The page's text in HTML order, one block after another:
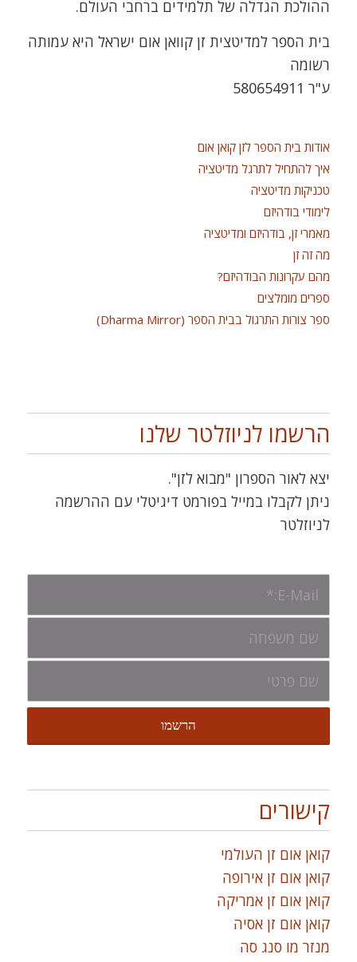
ההולכת הגדלה של תלמידים ברחבי העולם.
בית הספר למדיטצית זן קוואן אום ישראל היא עמותה
רשומה
ע"ר 580654911
אודות בית הספר לזן קואן אום
איך להתחיל לתרגל מדיטציה
טכניקות מדיטציה
לימודי בודהיזם
מאמרי זן, בודהיזם ומדיטציה
מה זה זן
מהם עקרונות הבודהיזם?
ספרים מומלצים
ספר צורות התרגול בבית הספר (Dharma Mirror)
הרשמו לניוזלטר שלנו
יצא לאור הספרון "מבוא לזן".
ניתן לקבלו במייל בפורמט דיגיטלי עם ההרשמה
לניוזלטר
קישורים
קואן אום זן העולמי
קואן אום זן אירופה
קואן אום זן אמריקה
קואן אום זן אסיה
מנזר מו סנג סה